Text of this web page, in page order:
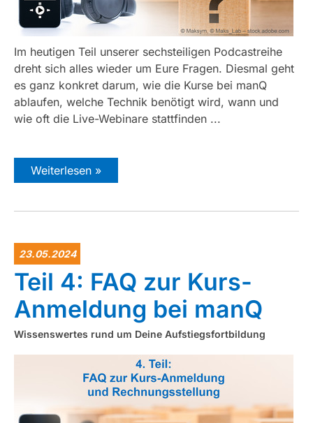
Im heutigen Teil unserer sechsteiligen Podcastreihe
dreht sich alles wieder um Eure Fragen. Diesmal geht
es ganz konkret darum, wie die Kurse bei manQ
ablaufen, welche Technik benötigt wird, wann und
wie oft die Live-Webinare stattfinden ...
Weiterlesen »
23.05.2024
Teil 4: FAQ zur Kurs-
Anmeldung bei manQ
Wissenswertes rund um Deine Aufstiegsfortbildung